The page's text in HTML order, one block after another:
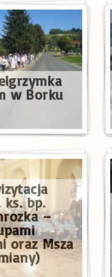
w Borku
ks. bp.
–
oraz Msza